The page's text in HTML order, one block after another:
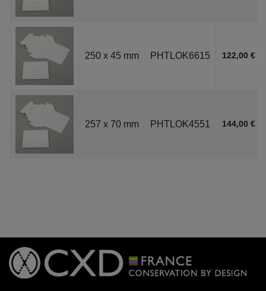
250 x 45 mm PHTLOK6615 122,00 €
257 x 70 mm PHTLOK4551 144,00 €